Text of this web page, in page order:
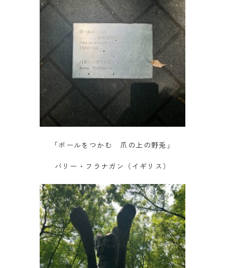
「ボールをつかむ 爪の上の野兎」
バリー・フラナガン（イギリス）